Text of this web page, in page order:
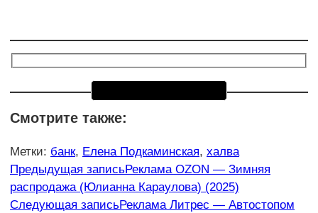
Смотрите также:
Метки: банк, Елена Подкаминская, халва
Еще
статьи
Предыдущая записьРеклама OZON — Зимняя
распродажа (Юлианна Караулова) (2025)
Следующая записьРеклама Литрес — Автостопом